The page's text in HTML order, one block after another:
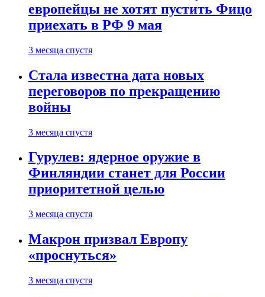
европейцы не хотят пустить Фицо
приехать в РФ 9 мая
3 месяца спустя
Стала известна дата новых
переговоров по прекращению
войны
3 месяца спустя
Гурулев: ядерное оружие в
Финляндии станет для России
приоритетной целью
3 месяца спустя
Макрон призвал Европу
«проснуться»
3 месяца спустя